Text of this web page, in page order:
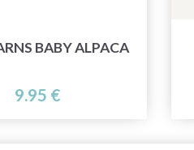
BABY ALPACA
9.95 €